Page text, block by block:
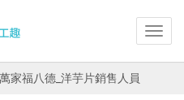
萬家福八德_洋芋片銷售人員